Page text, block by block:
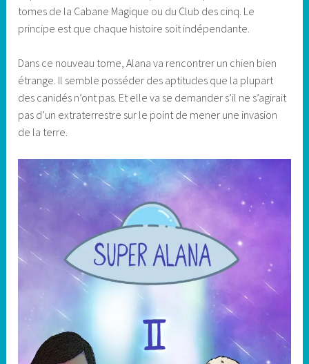
tomes de la Cabane Magique ou du Club des cinq. Le
principe est que chaque histoire soit indépendante.
Dans ce nouveau tome, Alana va rencontrer un chien bien
étrange. Il semble posséder des aptitudes que la plupart
des canidés n’ont pas. Et elle va se demander s’il ne s’agirait
pas d’un extraterrestre sur le point de mener une invasion
de la terre.